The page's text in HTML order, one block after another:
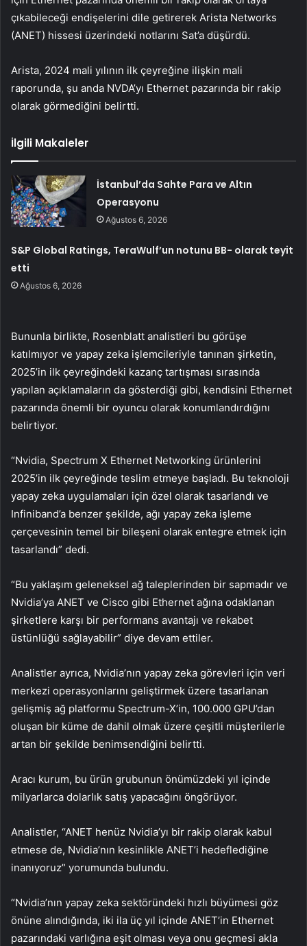
çıkabileceği endişelerini dile getirerek Arista Networks
(ANET) hissesi üzerindeki notlarını Sat’a düşürdü.
Arista, 2024 mali yılının ilk çeyreğine ilişkin mali
raporunda, şu anda NVDA’yı Ethernet pazarında bir rakip
olarak görmediğini belirtti.
İlgili Makaleler
İstanbul’da Sahte Para ve Altın
Operasyonu
Ağustos 6, 2026
S&P Global Ratings, TeraWulf’un notunu BB- olarak teyit
etti
Ağustos 6, 2026
Bununla birlikte, Rosenblatt analistleri bu görüşe
katılmıyor ve yapay zeka işlemcileriyle tanınan şirketin,
2025’in ilk çeyreğindeki kazanç tartışması sırasında
yapılan açıklamaların da gösterdiği gibi, kendisini Ethernet
pazarında önemli bir oyuncu olarak konumlandırdığını
belirtiyor.
“Nvidia, Spectrum X Ethernet Networking ürünlerini
2025’in ilk çeyreğinde teslim etmeye başladı. Bu teknoloji
yapay zeka uygulamaları için özel olarak tasarlandı ve
Infiniband’a benzer şekilde, ağı yapay zeka işleme
çerçevesinin temel bir bileşeni olarak entegre etmek için
tasarlandı” dedi.
“Bu yaklaşım geleneksel ağ taleplerinden bir sapmadır ve
Nvidia’ya ANET ve Cisco gibi Ethernet ağına odaklanan
şirketlere karşı bir performans avantajı ve rekabet
üstünlüğü sağlayabilir” diye devam ettiler.
Analistler ayrıca, Nvidia’nın yapay zeka görevleri için veri
merkezi operasyonlarını geliştirmek üzere tasarlanan
gelişmiş ağ platformu Spectrum-X’in, 100.000 GPU’dan
oluşan bir küme de dahil olmak üzere çeşitli müşterilerle
artan bir şekilde benimsendiğini belirtti.
Aracı kurum, bu ürün grubunun önümüzdeki yıl içinde
milyarlarca dolarlık satış yapacağını öngörüyor.
Analistler, “ANET henüz Nvidia’yı bir rakip olarak kabul
etmese de, Nvidia’nın kesinlikle ANET’i hedeflediğine
inanıyoruz” yorumunda bulundu.
“Nvidia’nın yapay zeka sektöründeki hızlı büyümesi göz
önüne alındığında, iki ila üç yıl içinde ANET’in Ethernet
pazarındaki varlığına eşit olması veya onu geçmesi akla